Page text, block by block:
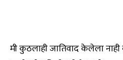
मी कुठलाही जातिवाद केलेला